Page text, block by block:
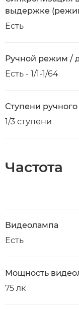
выдержке
Есть
Ручной режим /
Есть - 1/1-1/64
Ступени
1/3 ступени
Частота
Видеолампа
Есть
Мощность
75 лк